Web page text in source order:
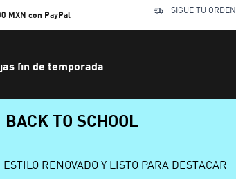
MXN con PayPal
SIGUE TU ORDEN
fin de temporada
BACK TO SCHOOL
RENOVADO Y LISTO PARA DESTACAR